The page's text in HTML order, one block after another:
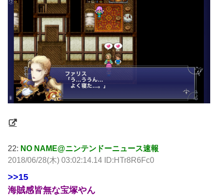
22: NO NAME@ニンテンドーニュース速報
2018/06/28(木) 03:02:14.14 ID:HTr8R6Fc0
>>15
海賊感皆無な宝塚やん